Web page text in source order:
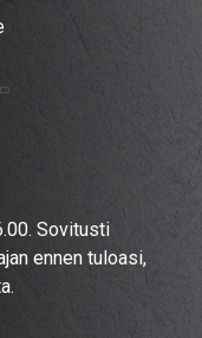
Sovitusti
ennen tuloasi,